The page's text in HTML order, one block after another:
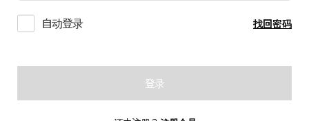
自动登录 找回密码
登录